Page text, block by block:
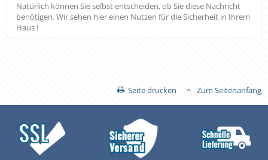
Natürlich können Sie selbst entscheiden, ob Sie diese Nachricht
benötigen. Wir sehen hier einen Nutzen für die Sicherheit in Ihrem
Haus !
Seite drucken Zum Seitenanfang